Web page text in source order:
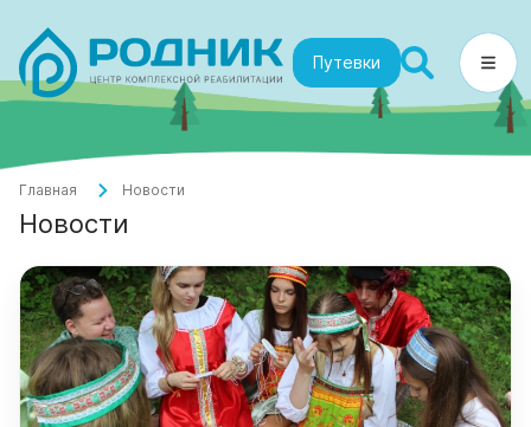
Путевки
Главная Новости
Новости